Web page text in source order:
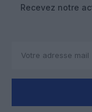
Recevez notre